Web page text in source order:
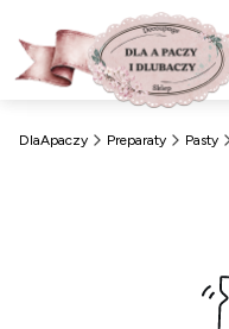
DlaApaczy Preparaty Pasty